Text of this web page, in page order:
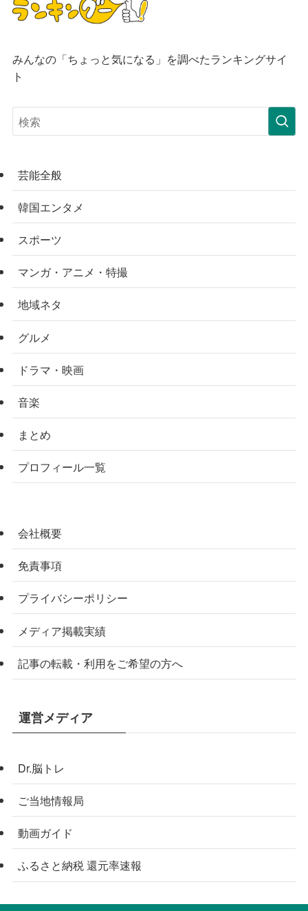
みんなの「ちょっと気になる」を調べたランキングサイ
ト
芸能全般
韓国エンタメ
スポーツ
マンガ・アニメ・特撮
地域ネタ
グルメ
ドラマ・映画
音楽
まとめ
プロフィール一覧
会社概要
免責事項
プライバシーポリシー
メディア掲載実績
記事の転載・利用をご希望の方へ
運営メディア
Dr.脳トレ
ご当地情報局
動画ガイド
ふるさと納税 還元率速報